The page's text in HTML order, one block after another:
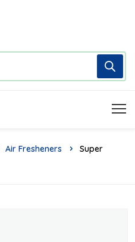
Air Fresheners
Super